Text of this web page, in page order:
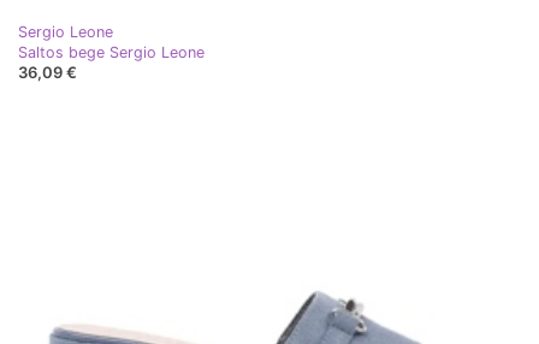
Sergio Leone
Saltos bege Sergio Leone
36,09 €